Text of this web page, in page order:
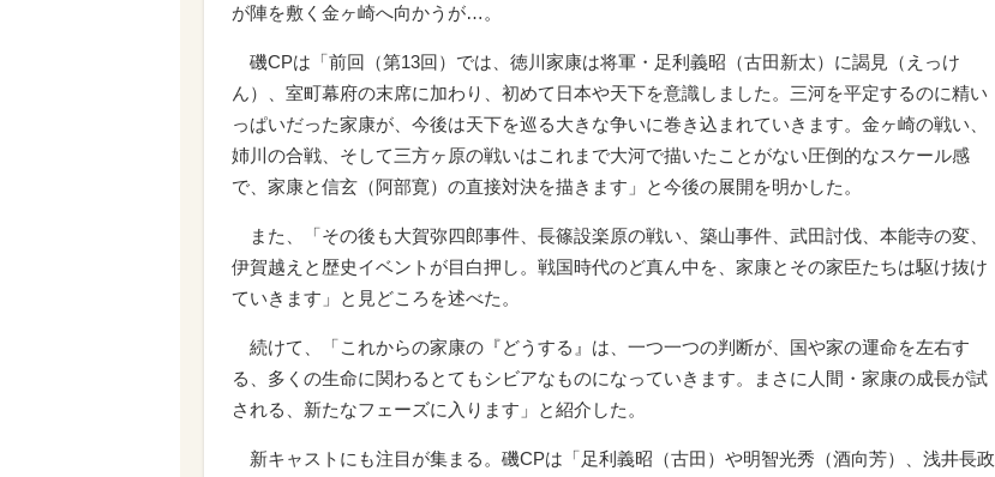
が陣を敷く金ヶ崎へ向かうが…。
磯CPは「前回（第13回）では、徳川家康は将軍・足利義昭（古田新太）に謁見（えっけ
ん）、室町幕府の末席に加わり、初めて日本や天下を意識しました。三河を平定するのに精い
っぱいだった家康が、今後は天下を巡る大きな争いに巻き込まれていきます。金ヶ崎の戦い、
姉川の合戦、そして三方ヶ原の戦いはこれまで大河で描いたことがない圧倒的なスケール感
で、家康と信玄（阿部寛）の直接対決を描きます」と今後の展開を明かした。
また、「その後も大賀弥四郎事件、長篠設楽原の戦い、築山事件、武田討伐、本能寺の変、
伊賀越えと歴史イベントが目白押し。戦国時代のど真ん中を、家康とその家臣たちは駆け抜け
ていきます」と見どころを述べた。
続けて、「これからの家康の『どうする』は、一つ一つの判断が、国や家の運命を左右す
る、多くの生命に関わるとてもシビアなものになっていきます。まさに人間・家康の成長が試
される、新たなフェーズに入ります」と紹介した。
新キャストにも注目が集まる。磯CPは「足利義昭（古田）や明智光秀（酒向芳）、浅井長政